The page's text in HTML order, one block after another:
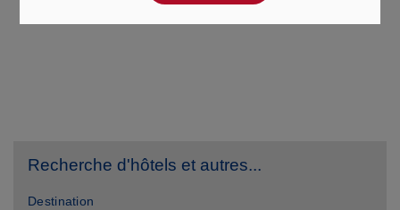
Recherche d'hôtels et autres...
Destination